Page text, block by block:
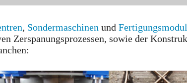
, Sondermaschinen und
Zerspanungsprozessen, sowie der